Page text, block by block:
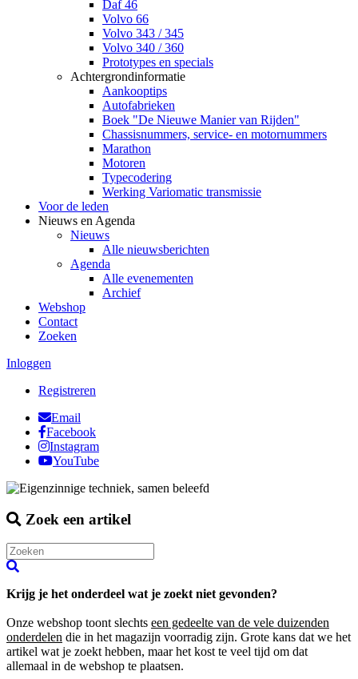
Daf 46
Volvo 66
Volvo 343 / 345
Volvo 340 / 360
Prototypes en specials
Achtergrondinformatie
Aankooptips
Autofabrieken
Boek "De Nieuwe Manier van Rijden"
Chassisnummers, service- en motornummers
Marathon
Motoren
Typecodering
Werking Variomatic transmissie
Voor de leden
Nieuws en Agenda
Nieuws
Alle nieuwsberichten
Agenda
Alle evenementen
Archief
Webshop
Contact
Zoeken
Inloggen
Registreren
Email
Facebook
Instagram
YouTube
Zoek een artikel
Krijg je het onderdeel wat je zoekt niet gevonden?
Onze webshop toont slechts een gedeelte van de vele duizenden
onderdelen die in het magazijn voorradig zijn. Grote kans dat we het
artikel wat je zoekt hebben, maar het kost te veel tijd om dat
allemaal in de webshop te plaatsen.